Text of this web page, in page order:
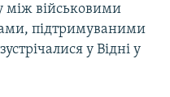
між військовими
підтримуваними
у Відні у